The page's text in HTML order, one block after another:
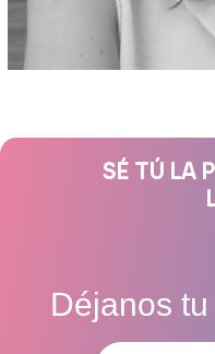
SÉ TÚ LA
Déjanos tu